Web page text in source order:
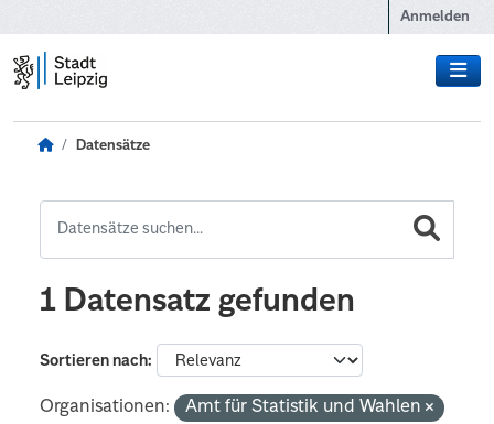
Anmelden
Datensätze
1 Datensatz gefunden
Sortieren nach
Organisationen:
Amt für Statistik und Wahlen